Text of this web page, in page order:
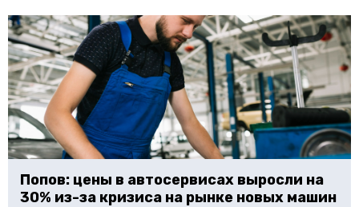
Попов: цены в автосервисах выросли на
30% из-за кризиса на рынке новых машин